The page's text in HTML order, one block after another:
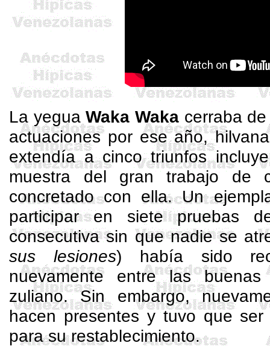
La yeguaWaka Wakacerraba de
actuaciones por ese año,
extendía a cinco triunfos
muestra del gran trabajo de
concretado con ella. Un
participar en siete pruebas
consecutiva sin que nadie se
sus lesiones) había sido
nuevamente entre las
zuliano. Sin embargo,
hacen presentes y tuvo que
para su restablecimiento.